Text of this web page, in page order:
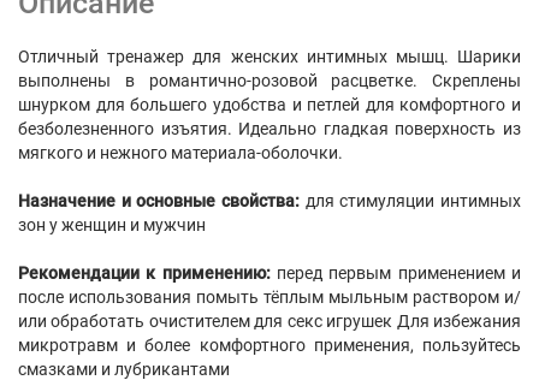
Отличный тренажер для женских интимных мышц. Шарики
выполнены в романтично-розовой расцветке. Скреплены
шнурком для большего удобства и петлей для комфортного и
безболезненного изъятия. Идеально гладкая поверхность из
мягкого и нежного материала-оболочки.
Назначение и основные свойства: для стимуляции интимных
зон у женщин и мужчин
Рекомендации к применению:перед первым применением и
после использования помыть тёплым мыльным раствором и/
или обработать очистителем для секс игрушек Для избежания
микротравм и более комфортного применения, пользуйтесь
смазками и лубрикантами